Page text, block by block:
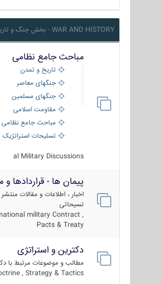
WAR AND HISTORY - بخش جنگ و تاریخ
مباحث جامع نظامی
تاریخ و تمدن
جنگهای معاصر
جنگهای مسلمین
مقاومت اسلامی
مباحث جامع نظامی
تسلیحات استراتژیک
al Military Discussions
پیمان ها - قراردادها
اخبار ، اطلاعات و مقالات
تسیحاتی
military Contract ,
Pacts & Treaty
دکترین و استراتژی
مطالب و موضوعات مرتبط با
, Strategy & Tactics